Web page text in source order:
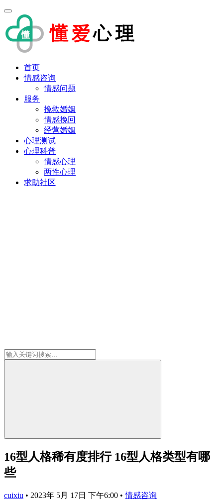
首页
情感咨询
情感问题
服务
挽救婚姻
情感挽回
经营婚姻
心理测试
心理科普
情感心理
两性心理
求助社区
16型人格稀有度排行 16型人格类型有哪
些
cuixiu • 2023年 5月 17日 下午6:00 • 情感咨询